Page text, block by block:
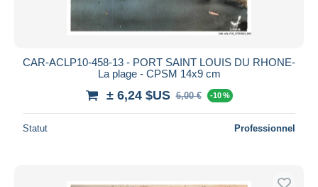
CAR-ACLP10-458-13 - PORT SAINT LOUIS DU RHONE-
La plage - CPSM 14x9 cm
± 6,24 $US 6,00 € -10 %
Statut Professionnel